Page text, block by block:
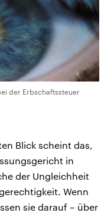
der Erbschaftssteuer
Blick scheint das,
in
der Ungleichheit
Wenn
sie darauf – über